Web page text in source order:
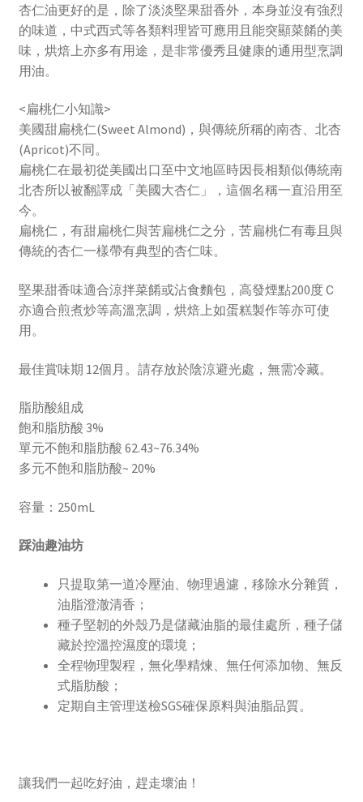
杏仁油更好的是，除了淡淡堅果甜香外，本身並沒有強烈
的味道，中式西式等各類料理皆可應用且能突顯菜餚的美
味，烘焙上亦多有用途，是非常優秀且健康的通用型烹調
用油。
<扁桃仁小知識>
美國甜扁桃仁(Sweet Almond)，與傳統所稱的南杏、北杏
(Apricot)不同。
扁桃仁在最初從美國出口至中文地區時因長相類似傳統南
北杏所以被翻譯成「美國大杏仁」，這個名稱一直沿用至
今。
扁桃仁，有甜扁桃仁與苦扁桃仁之分，苦扁桃仁有毒且與
傳統的杏仁一樣帶有典型的杏仁味。
堅果甜香味適合涼拌菜餚或沾食麵包，高發煙點200度Ｃ
亦適合煎煮炒等高溫烹調，烘焙上如蛋糕製作等亦可使
用。
最佳賞味期 12個月。請存放於陰涼避光處，無需冷藏。
脂肪酸組成
飽和脂肪酸 3%
單元不飽和脂肪酸 62.43~76.34%
多元不飽和脂肪酸~ 20%
容量：250mL
踩油趣油坊
只提取第一道冷壓油、物理過濾，移除水分雜質，
油脂澄澈清香；
種子堅韌的外殼乃是儲藏油脂的最佳處所，種子儲
藏於控溫控濕度的環境；
全程物理製程，無化學精煉、無任何添加物、無反
式脂肪酸；
定期自主管理送檢SGS確保原料與油脂品質。
讓我們一起吃好油，趕走壞油！